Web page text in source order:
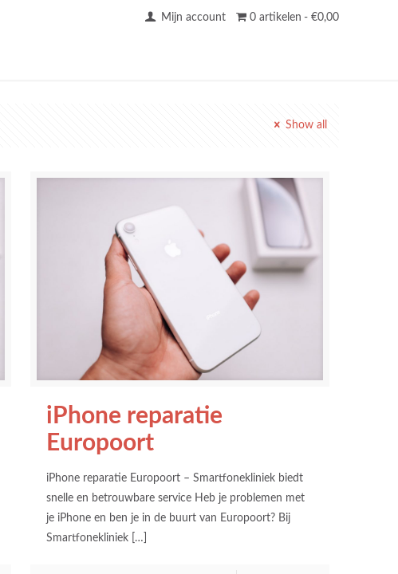
Mijn account 0 artikelen €0,00
Show all
iPhone reparatie
Europoort
iPhone reparatie Europoort – Smartfonekliniek biedt
snelle en betrouwbare service Heb je problemen met
je iPhone en ben je in de buurt van Europoort? Bij
Smartfonekliniek […]